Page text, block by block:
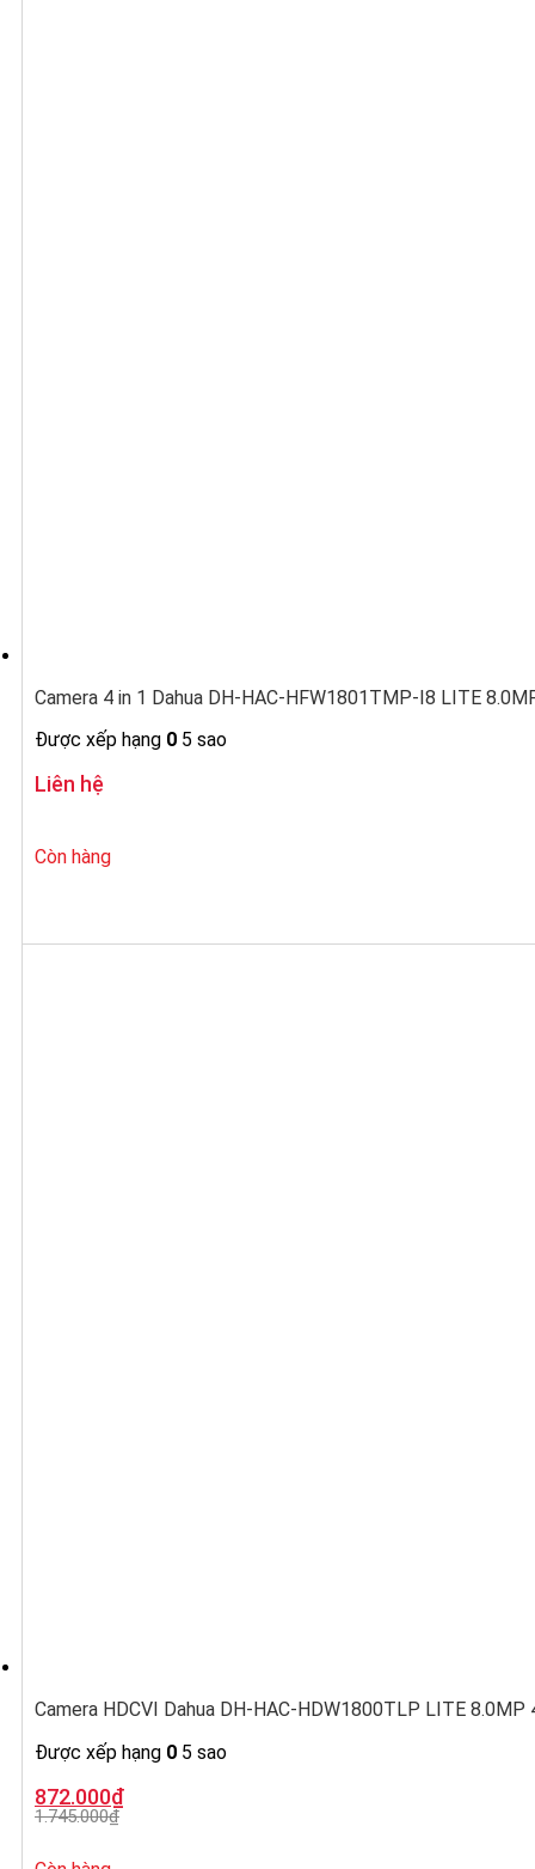
Camera 4 in 1 Dahua DH-HAC-HFW1801TMP-I8 LITE
Được xếp hạng 0 5 sao
Liên hệ
Còn hàng
Camera HDCVI Dahua DH-HAC-HDW1800TLP LITE 8.0MP
Được xếp hạng 0 5 sao
1.745.000₫
Giá
gốc
là:
872.000₫
Giá
hiện
tại